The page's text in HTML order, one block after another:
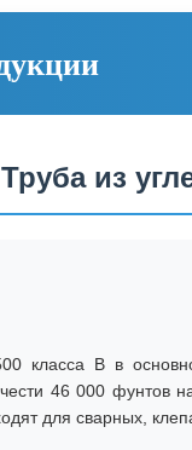
из
класса B в
46 000
для сварных,